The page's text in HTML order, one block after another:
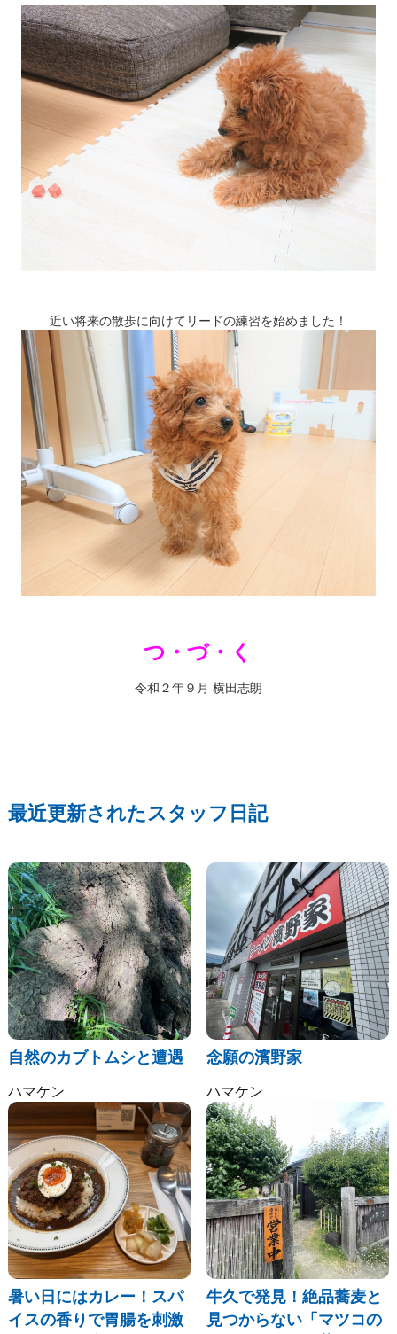
近い将来の散歩に向けてリードの練習を始めました！
つ・づ・く
令和２年９月 横田志朗
最近更新されたスタッフ日記
自然のカブトムシと遭遇
ハマケン
念願の濱野家
ハマケン
暑い日にはカレー！スパ
イスの香りで胃腸を刺激
牛久で発見！絶品蕎麦と
見つからない「マツコの